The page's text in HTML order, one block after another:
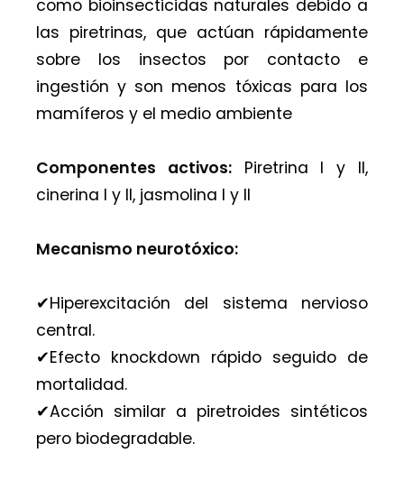
como bioinsecticidas naturales debido a
las piretrinas, que actúan rápidamente
sobre los insectos por contacto e
ingestión y son menos tóxicas para los
mamíferos y el medio ambiente
Componentes activos:Piretrina I y II,
cinerina I y II, jasmolina I y II
Mecanismo neurotóxico:
✔︎Hiperexcitación del sistema nervioso
central.
✔︎Efecto knockdown rápido seguido de
mortalidad.
✔︎Acción similar a piretroides sintéticos
pero biodegradable.